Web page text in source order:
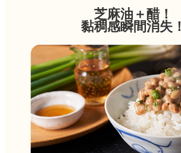
芝麻油＋醋！
黏稠感瞬間消失！